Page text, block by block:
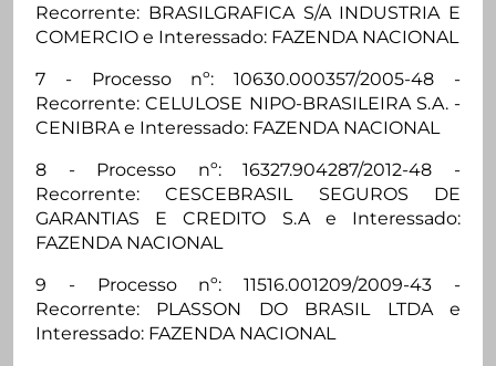
Recorrente: BRASILGRAFICA S/A INDUSTRIA E
COMERCIO e Interessado: FAZENDA NACIONAL
7 - Processo nº: 10630.000357/2005-48 -
Recorrente: CELULOSE NIPO-BRASILEIRA S.A. -
CENIBRA e Interessado: FAZENDA NACIONAL
8 - Processo nº: 16327.904287/2012-48 -
Recorrente: CESCEBRASIL SEGUROS DE
GARANTIAS E CREDITO S.A e Interessado:
FAZENDA NACIONAL
9 - Processo nº: 11516.001209/2009-43 -
Recorrente: PLASSON DO BRASIL LTDA e
Interessado: FAZENDA NACIONAL